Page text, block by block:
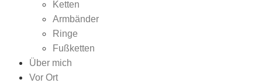
Ketten
Armbänder
Ringe
Fußketten
Über mich
Vor Ort